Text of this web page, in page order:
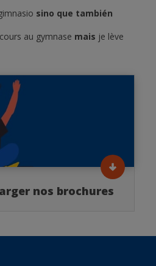
sino que también
au gymnase mais je lève
nos brochures